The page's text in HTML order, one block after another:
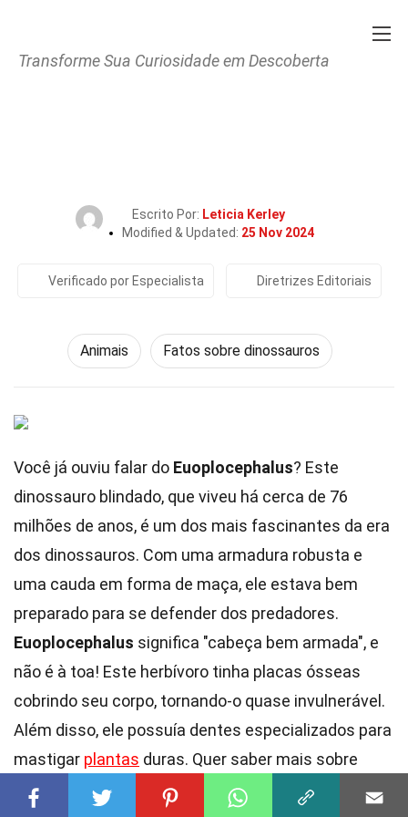
Transforme Sua Curiosidade em Descoberta
Escrito Por: Leticia Kerley
Modified & Updated: 25 Nov 2024
Verificado por Especialista Diretrizes Editoriais
Animais Fatos sobre dinossauros
Você já ouviu falar do Euoplocephalus? Este
dinossauro blindado, que viveu há cerca de 76
milhões de anos, é um dos mais fascinantes da era
dos dinossauros. Com uma armadura robusta e
uma cauda em forma de maça, ele estava bem
preparado para se defender dos predadores.
Euoplocephalus significa "cabeça bem armada", e
não é à toa! Este herbívoro tinha placas ósseas
cobrindo seu corpo, tornando-o quase invulnerável.
Além disso, ele possuía dentes especializados para
mastigar plantas duras. Quer saber mais sobre
este incríveldinossauro
? Continue lendo e